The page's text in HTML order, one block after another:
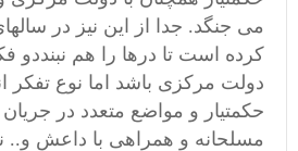
می جنگد. جدا از این نیز در
کرده است تا درها را هم نبنددو
دولت مرکزی باشد اما نوع تفکر
حکمتیار و مواضع متعدد در
مسلحانه و همراهی با داعش و..